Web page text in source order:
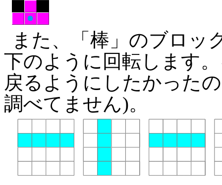
また、「棒」のブロッ
下のように回転します
戻るようにしたかった
調べてません)。